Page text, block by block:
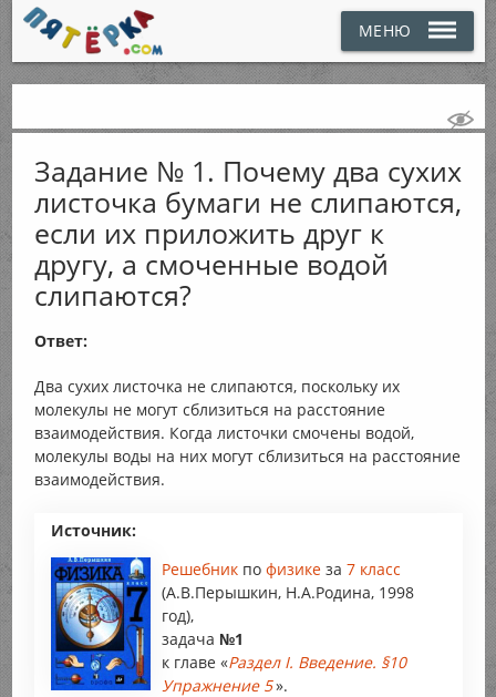
МЕНЮ
Задание № 1. Почему два сухих
листочка бумаги не слипаются,
если их приложить друг к
другу, а смоченные водой
слипаются?
Ответ:
Два сухих листочка не слипаются, поскольку их
молекулы не могут сблизиться на расстояние
взаимодействия. Когда листочки смочены водой,
молекулы воды на них могут сблизиться на расстояние
взаимодействия.
Источник:
Решебник по физике за 7 класс
(А.В.Перышкин, Н.А.Родина, 1998
год),
задача №1
к главе «Раздел I. Введение. §10
Упражнение 5».